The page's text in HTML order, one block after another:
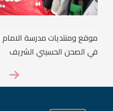
موقع ومنتديات مدرسة الامام
في الصحن الحسيني الشريف